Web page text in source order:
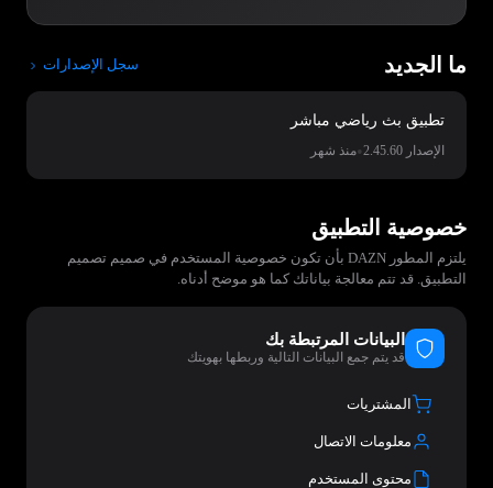
ما الجديد سجل الإصدارات
تطبيق بث رياضي مباشر
الإصدار 2.45.60 •منذ شهر
خصوصية التطبيق
يلتزم المطور DAZN بأن تكون خصوصية المستخدم في صميم تصميم
التطبيق. قد تتم معالجة بياناتك كما هو موضح أدناه.
البيانات المرتبطة بك
قد يتم جمع البيانات التالية وربطها بهويتك
المشتريات
معلومات الاتصال
محتوى المستخدم